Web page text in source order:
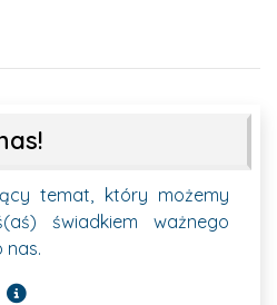
temat, który możemy
świadkiem ważnego
nas.
Pole wymagane